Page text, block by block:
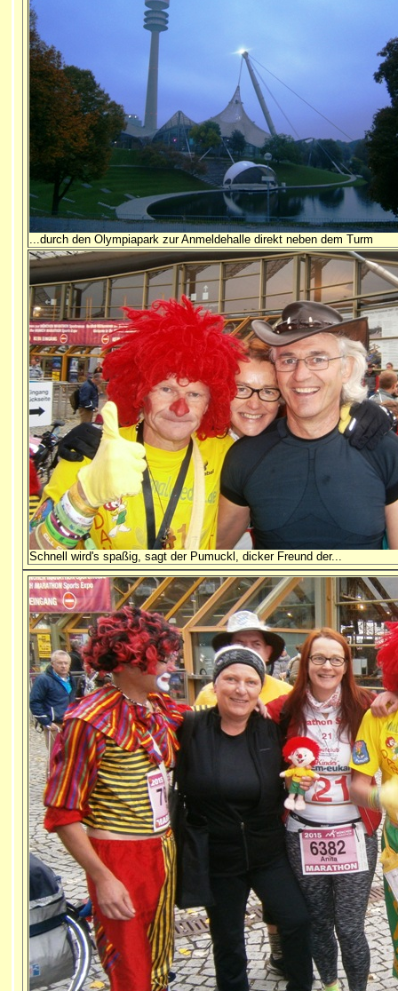
...durch den Olympiapark zur Anmeldehalle direkt neben dem Turm
Schnell wird's spaßig, sagt der Pumuckl, dicker Freund der...